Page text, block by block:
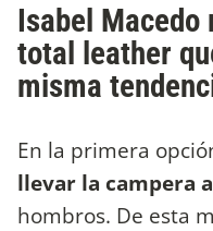
Isabel Macedo
total leather
misma
En la primera
llevar la campera
hombros. De esta